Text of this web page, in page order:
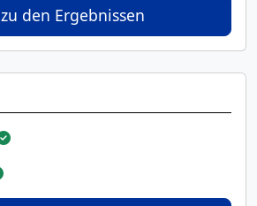
zu den Ergebnissen